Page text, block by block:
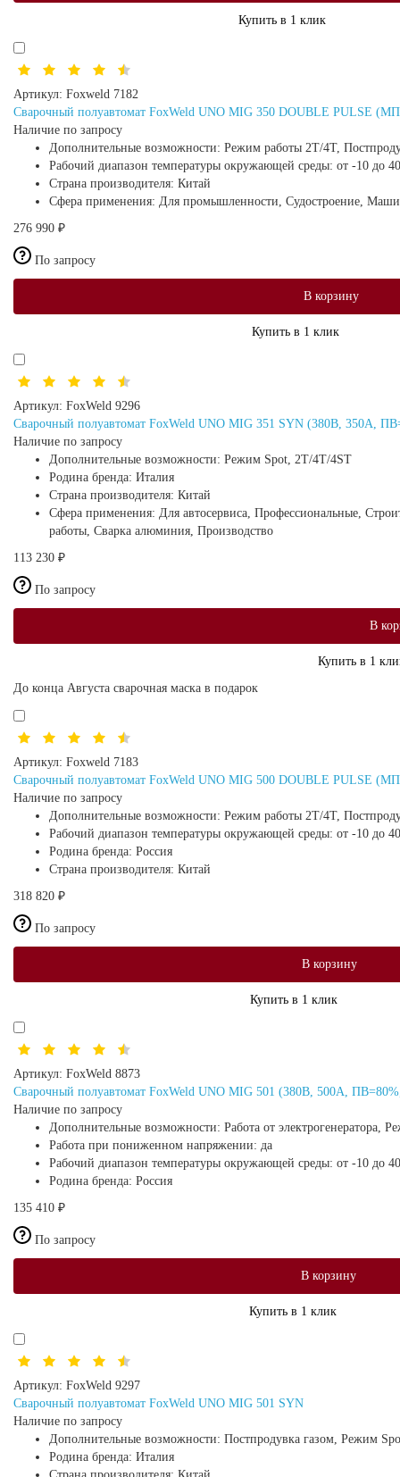
Купить в 1 клик
Артикул: Foxweld 7182
Сварочный полуавтомат FoxWeld UNO MIG 350 DOUBLE PULSE
Наличие по запросу
Дополнительные возможности: Режим работы 2Т/4Т,
Рабочий диапазон температуры окружающей среды: от -10 до
Страна производителя: Китай
Сфера применения: Для промышленности, Судостроение,
276 990 ₽
По запросу
В корзину
Купить в 1 клик
Артикул: FoxWeld 9296
Сварочный полуавтомат FoxWeld UNO MIG 351 SYN (380В, 350А,
Наличие по запросу
Дополнительные возможности: Режим Spot, 2T/4T/4ST
Родина бренда: Италия
Страна производителя: Китай
Сфера применения: Для автосервиса, Профессиональные,
работы, Сварка алюминия, Производство
113 230 ₽
По запросу
В
Купить в 1
До конца Августа сварочная маска в подарок
Артикул: Foxweld 7183
Сварочный полуавтомат FoxWeld UNO MIG 500 DOUBLE PULSE
Наличие по запросу
Дополнительные возможности: Режим работы 2Т/4Т,
Рабочий диапазон температуры окружающей среды: от -10 до
Родина бренда: Россия
Страна производителя: Китай
318 820 ₽
По запросу
В корзину
Купить в 1 клик
Артикул: FoxWeld 8873
Сварочный полуавтомат FoxWeld UNO MIG 501 (380В, 500А,
Наличие по запросу
Дополнительные возможности: Работа от электрогенератора,
Работа при пониженном напряжении: да
Рабочий диапазон температуры окружающей среды: от -10 до
Родина бренда: Россия
135 410 ₽
По запросу
В корзину
Купить в 1 клик
Артикул: FoxWeld 9297
Сварочный полуавтомат FoxWeld UNO MIG 501 SYN
Наличие по запросу
Дополнительные возможности: Постпродувка газом, Режим
Родина бренда: Италия